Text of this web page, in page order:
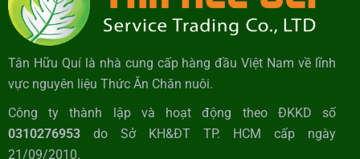
Tân Hữu Quí là nhà cung cấp hàng đầu Việt Nam về lĩnh
vực nguyên liệu Thức Ăn Chăn nuôi.
Công ty thành lập và hoạt động theo ĐKKD số
0310276953 do Sở KH&ĐT TP. HCM cấp ngày
21/09/2010.